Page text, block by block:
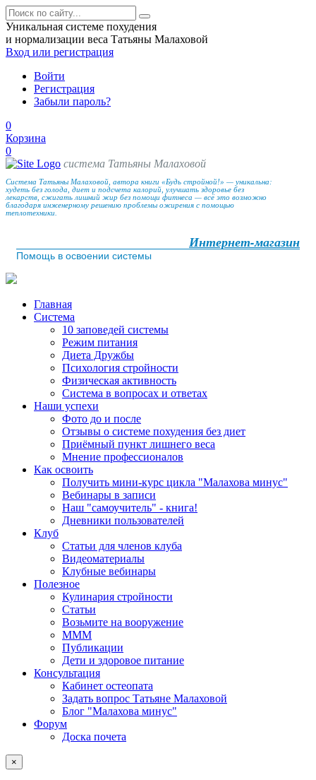
Уникальная системе похудения
и нормализации веса Татьяны Малаховой
Вход или регистрация
Войти
Регистрация
Забыли пароль?
0
Корзина
0
система Татьяны Малаховой
Система Татьяны Малаховой, автора книги «Будь стройной!» — уникальна:
худеть без голода, диет и подсчета калорий, улучшать здоровье без
лекарств, сжигать лишний жир без помощи фитнеса — всё это возможно
благодаря инженерному решению проблемы ожирения с помощью
теплотехники.
Интернет-магазин
Помощь в освоении системы
Главная
Система
10 заповедей системы
Режим питания
Диета Дружбы
Психология стройности
Физическая активность
Система в вопросах и ответах
Наши успехи
Фото до и после
Отзывы о системе похудения без диет
Приёмный пункт лишнего веса
Мнение профессионалов
Как освоить
Получить мини-курс цикла "Малахова минус"
Вебинары в записи
Наш "самоучитель" - книга!
Дневники пользователей
Клуб
Статьи для членов клуба
Видеоматериалы
Клубные вебинары
Полезное
Кулинария стройности
Статьи
Возьмите на вооружение
МММ
Публикации
Дети и здоровое питание
Консультация
Кабинет остеопата
Задать вопрос Татьяне Малаховой
Блог "Малахова минус"
Форум
Доска почета
×